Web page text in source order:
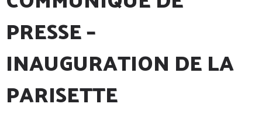
PRESSE –
INAUGURATION DE LA
PARISETTE